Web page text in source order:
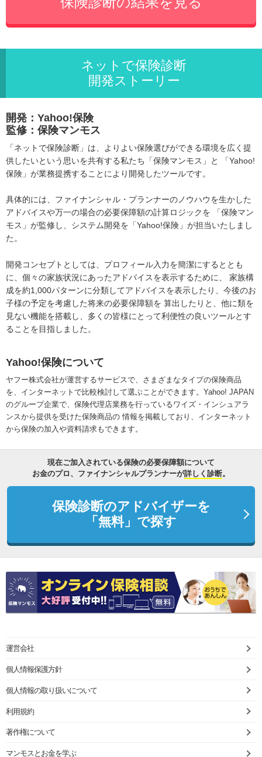
ネットで保険診断
開発ストーリー
開発：Yahoo!保険
監修：保険マンモス
「ネットで保険診断」は、よりよい保険選びができる環境を広く提
供したいという思いを共有する私たち「保険マンモス」と 「Yahoo!
保険」が業務提携することにより開発したツールです。
具体的には、ファイナンシャル・プランナーのノウハウを生かした
アドバイスや万一の場合の必要保障額の計算ロジックを 「保険マン
モス」が監修し、システム開発を「Yahoo!保険」が担当いたしまし
た。
開発コンセプトとしては、プロフィール入力を簡潔にするととも
に、個々の家族状況にあったアドバイスを表示するために、 家族構
成を約1,000パターンに分類してアドバイスを表示したり、今後のお
子様の予定を考慮した将来の必要保障額を 算出したりと、他に類を
見ない機能を搭載し、多くの皆様にとって利便性の良いツールとす
ることを目指しました。
Yahoo!保険について
ヤフー株式会社が運営するサービスで、さまざまなタイプの保険商品
を、インターネットで比較検討して選ぶことができます。Yahoo! JAPAN
のグループ企業で、保険代理店業務を行っているワイズ・インシュアラ
ンスから提供を受けた保険商品の 情報を掲載しており、インターネット
から保険の加入や資料請求もできます。
現在ご加入されている保険の必要保障額について
お金のプロ、ファイナンシャルプランナーが詳しく診断。
保険診断のアドバイザーを
「無料」で探す
運営会社
個人情報保護方針
個人情報の取り扱いについて
利用規約
著作権について
マンモスとお金を学ぶ